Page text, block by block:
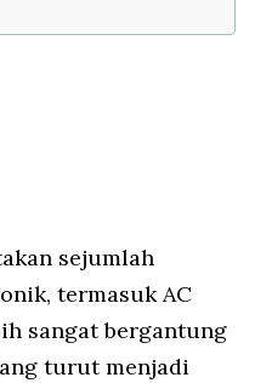
sejumlah
termasuk AC
sangat bergantung
turut menjadi